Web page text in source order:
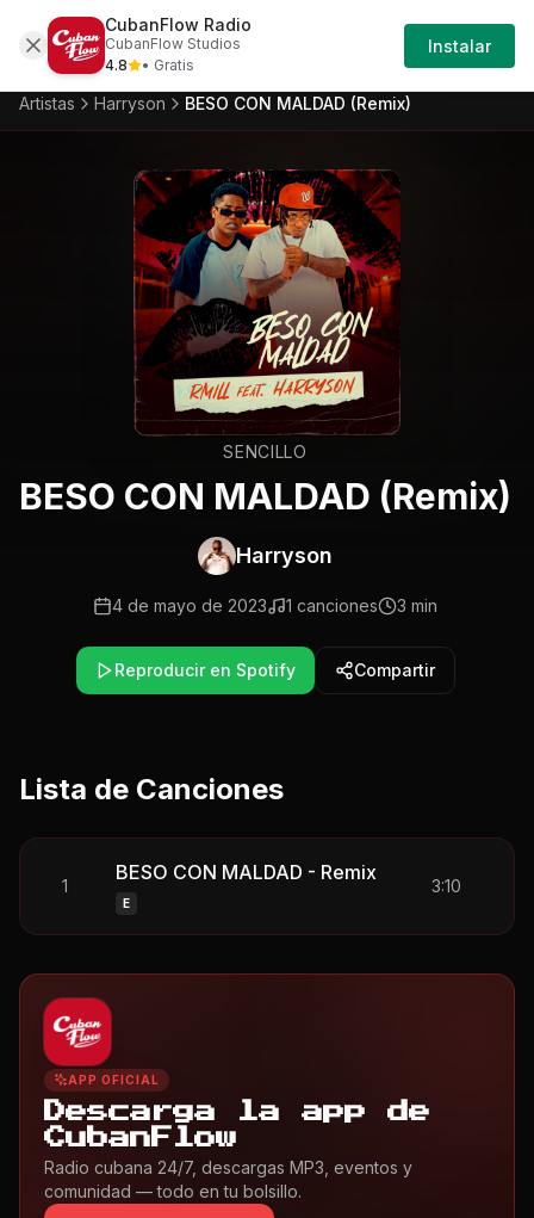
Artistas Harryson Harryson-beso-con-
Iniciar
Sesión
Artistas Harryson BESO CON MALDAD (Remix)
SENCILLO
BESO CON MALDAD (Remix)
Harryson
4 de mayo de 2023 1 canciones 3 min
Reproducir en Spotify Compartir
Lista de Canciones
1
BESO CON MALDAD - Remix
E
3:10
APP OFICIAL
Descarga la app de
CubanFlow
Radio cubana 24/7, descargas MP3, eventos y
comunidad — todo en tu bolsillo.
CubanFlow Radio
CubanFlow Studios
4.8
• Gratis
Instalar